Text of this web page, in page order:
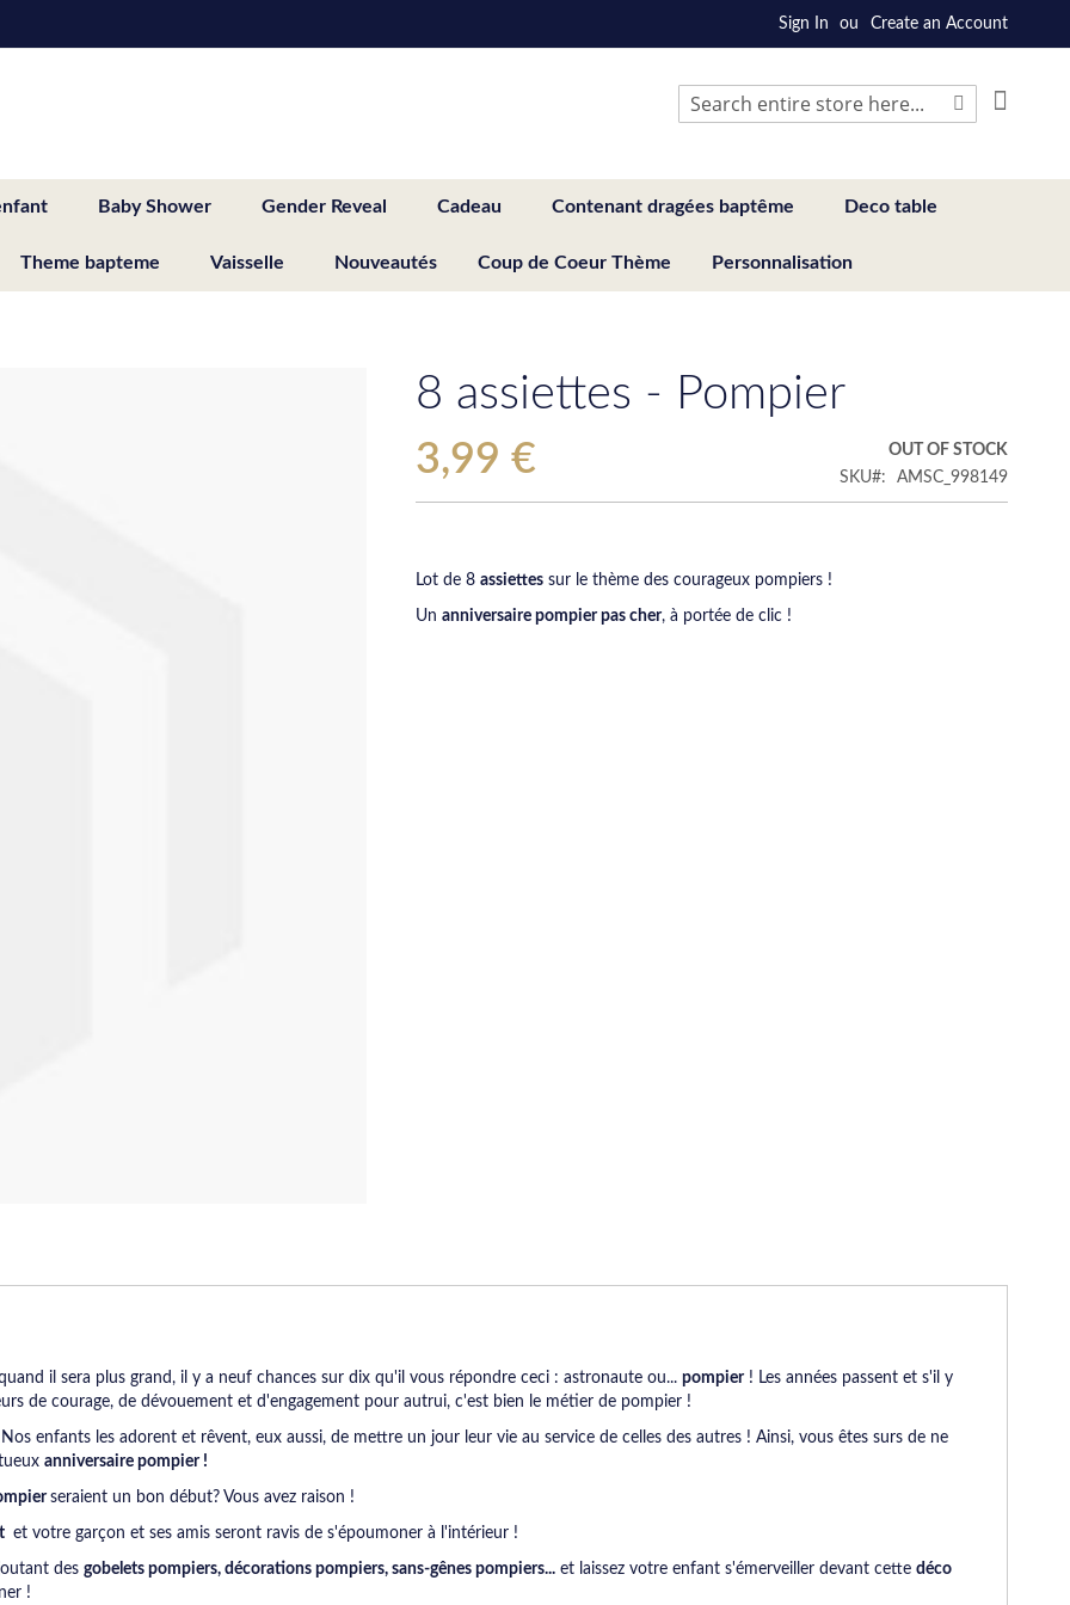
Sign In Create an Account
Search
Baby Shower Gender Reveal Cadeau Contenant dragées baptême Deco table
Theme bapteme Vaisselle Nouveautés Coup de Coeur Thème Personnalisation
8 assiettes - Pompier
3,99 €
OUT OF STOCK
SKU
AMSC_998149
Lot de 8 assiettes sur le thème des courageux pompiers !
Un anniversaire pompier pas cher, à portée de clic !
il sera plus grand, il y a neuf chances sur dix qu'il vous répondre ceci : astronaute ou... pompier! Les années passent et s'il y
de courage, de dévouement et d'engagement pour autrui, c'est bien le métier de pompier !
enfants les adorent et rêvent, eux aussi, de mettre un jour leur vie au service de celles des autres ! Ainsi, vous êtes surs de ne
anniversaire pompier !
seraient un bon début? Vous avez raison !
et votre garçon et ses amis seront ravis de s'époumoner à l'intérieur !
des gobelets pompiers, décorations pompiers, sans-gênes pompiers... et laissez votre enfant s'émerveiller devant cette déco
!